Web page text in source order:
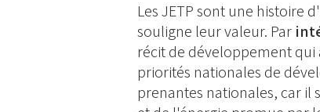
Les JETP sont une histoire
souligne leur valeur. Par
récit de développement qui
priorités nationales de
prenantes nationales, car il